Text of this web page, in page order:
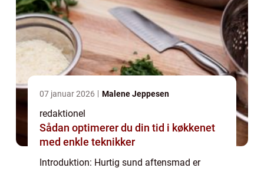
07 januar 2026 Malene Jeppesen
redaktionel
Sådan optimerer du din tid i køkkenet
med enkle teknikker
Introduktion: Hurtig sund aftensmad er